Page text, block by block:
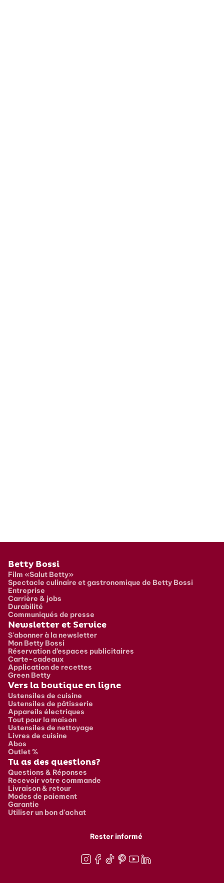
Pied de page
Betty Bossi
Film «Salut Betty»
Spectacle culinaire et gastronomique de Betty Bossi
Entreprise
Carrière & jobs
Durabilité
Communiqués de presse
Newsletter et Service
S'abonner à la newsletter
Mon Betty Bossi
Réservation d’espaces publicitaires
Carte-cadeaux
Application de recettes
Green Betty
Vers la boutique en ligne
Ustensiles de cuisine
Ustensiles de pâtisserie
Appareils électriques
Tout pour la maison
Ustensiles de nettoyage
Livres de cuisine
Abos
Outlet %
Tu as des questions?
Questions & Réponses
Recevoir votre commande
Livraison & retour
Modes de paiement
Garantie
Utiliser un bon d'achat
Rester informé